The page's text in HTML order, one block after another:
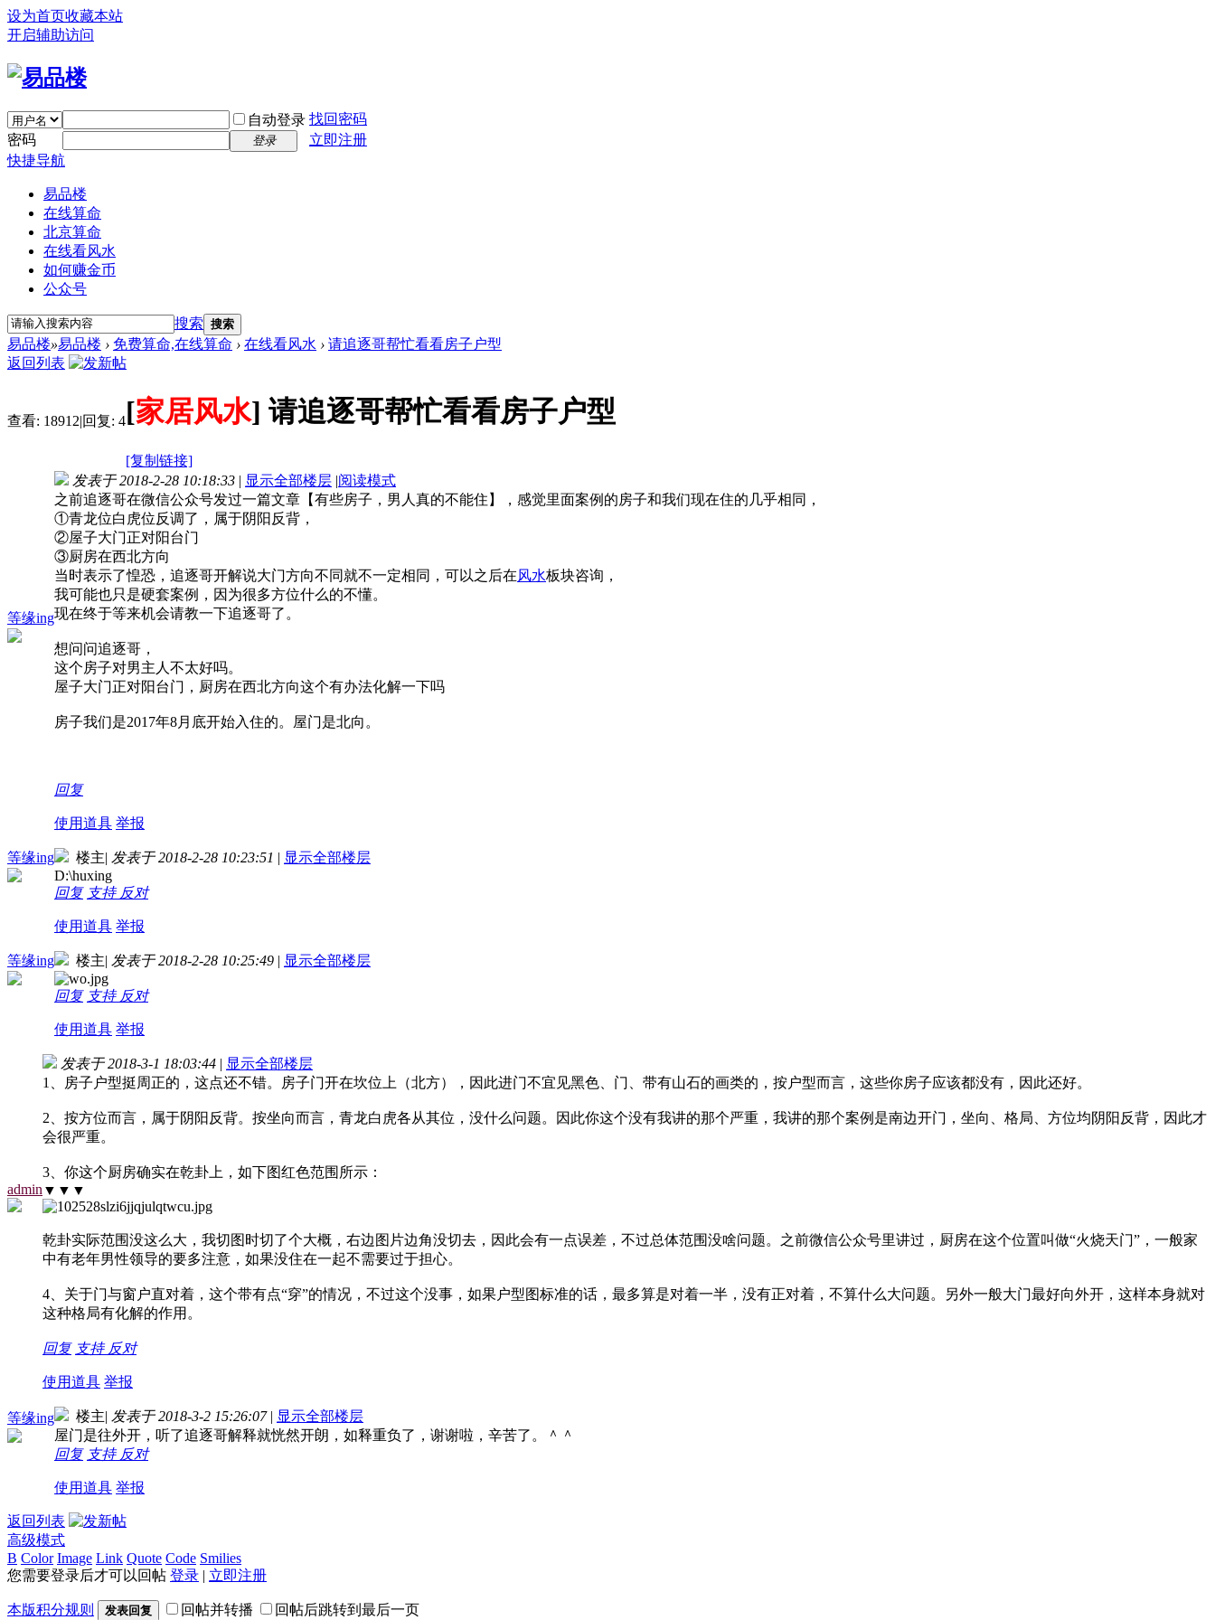
设为首页收藏本站
开启辅助访问
自动登录 找回密码
密码
登录
立即注册
快捷导航
易品楼
在线算命
北京算命
在线看风水
如何赚金币
公众号
搜索 搜索
易品楼»易品楼 › 免费算命,在线算命 › 在线看风水 › 请追逐哥帮忙看看房子户型
返回列表
查看: 18912|回复: 4[家居风水] 请追逐哥帮忙看看房子户型
[复制链接]
等缘ing
发表于 2018-2-28 10:18:33 | 显示全部楼层 |阅读模式
之前追逐哥在微信公众号发过一篇文章【有些房子，男人真的不能住】，感觉里面案例的房子和我们现在住的几乎相同，
①青龙位白虎位反调了，属于阴阳反背，
②屋子大门正对阳台门
③厨房在西北方向
当时表示了惶恐，追逐哥开解说大门方向不同就不一定相同，可以之后在风水板块咨询，
我可能也只是硬套案例，因为很多方位什么的不懂。
现在终于等来机会请教一下追逐哥了。
想问问追逐哥，
这个房子对男主人不太好吗。
屋子大门正对阳台门，厨房在西北方向这个有办法化解一下吗
房子我们是2017年8月底开始入住的。屋门是北向。
回复
使用道具 举报
等缘ing 楼主| 发表于 2018-2-28 10:23:51 | 显示全部楼层
D:\huxing
回复 支持 反对
使用道具 举报
等缘ing 楼主| 发表于 2018-2-28 10:25:49 | 显示全部楼层
回复 支持 反对
使用道具 举报
admin
发表于 2018-3-1 18:03:44 | 显示全部楼层
1、房子户型挺周正的，这点还不错。房子门开在坎位上（北方），因此进门不宜见黑色、门、带有山石的画类的，按户型而言，这些你房子应该都没有，因此还好。
2、按方位而言，属于阴阳反背。按坐向而言，青龙白虎各从其位，没什么问题。因此你这个没有我讲的那个严重，我讲的那个案例是南边开门，坐向、格局、方位均阴阳反背，因此才
会很严重。
3、你这个厨房确实在乾卦上，如下图红色范围所示：
▼▼▼
乾卦实际范围没这么大，我切图时切了个大概，右边图片边角没切去，因此会有一点误差，不过总体范围没啥问题。之前微信公众号里讲过，厨房在这个位置叫做“火烧天门”，一般家
中有老年男性领导的要多注意，如果没住在一起不需要过于担心。
4、关于门与窗户直对着，这个带有点“穿”的情况，不过这个没事，如果户型图标准的话，最多算是对着一半，没有正对着，不算什么大问题。另外一般大门最好向外开，这样本身就对
这种格局有化解的作用。
回复 支持 反对
使用道具 举报
等缘ing 楼主| 发表于 2018-3-2 15:26:07 | 显示全部楼层
屋门是往外开，听了追逐哥解释就恍然开朗，如释重负了，谢谢啦，辛苦了。＾＾
回复 支持 反对
使用道具 举报
返回列表
高级模式
B Color Image Link Quote Code Smilies
您需要登录后才可以回帖 登录 | 立即注册
本版积分规则 发表回复 回帖并转播 回帖后跳转到最后一页